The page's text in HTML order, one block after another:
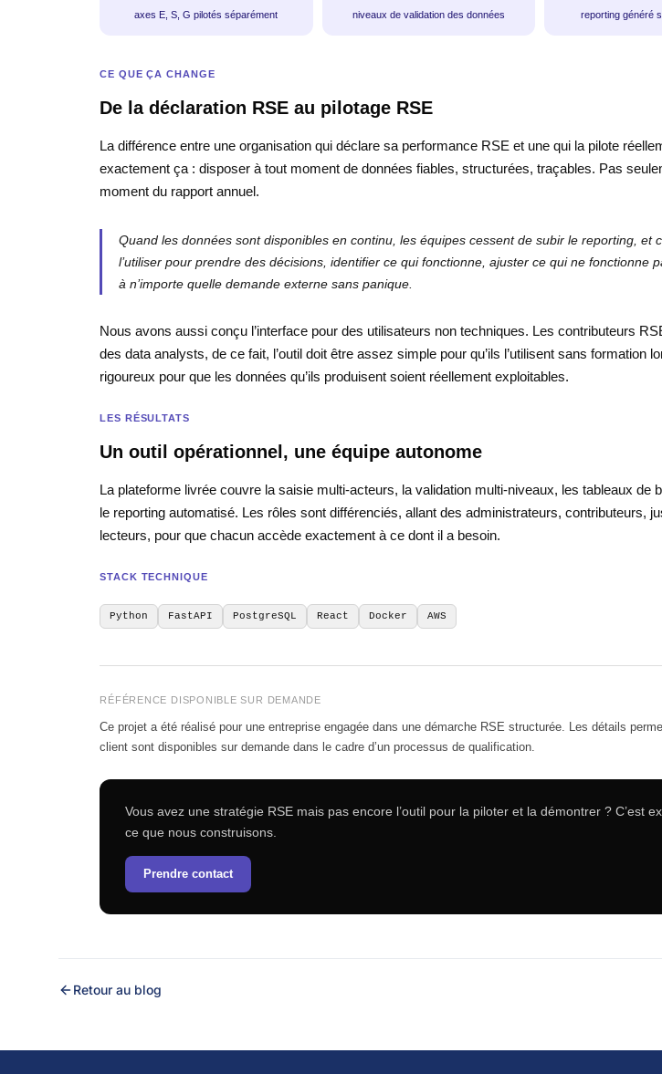
axes E, S, G pilotés séparément niveaux de validation des données reporting généré
CE QUE ÇA CHANGE
De la déclaration RSE au pilotage RSE
La différence entre une organisation qui déclare sa performance RSE et une qui la pilote
exactement ça : disposer à tout moment de données fiables, structurées, traçables. Pas
moment du rapport annuel.
Quand les données sont disponibles en continu, les équipes cessent de subir le reporting, et
l’utiliser pour prendre des décisions, identifier ce qui fonctionne, ajuster ce qui ne fonctionne
à n’importe quelle demande externe sans panique.
Nous avons aussi conçu l’interface pour des utilisateurs non techniques. Les contributeurs
des data analysts, de ce fait, l’outil doit être assez simple pour qu’ils l’utilisent sans formation
rigoureux pour que les données qu’ils produisent soient réellement exploitables.
LES RÉSULTATS
Un outil opérationnel, une équipe autonome
La plateforme livrée couvre la saisie multi-acteurs, la validation multi-niveaux, les tableaux de
le reporting automatisé. Les rôles sont différenciés, allant des administrateurs, contributeurs,
lecteurs, pour que chacun accède exactement à ce dont il a besoin.
STACK TECHNIQUE
Python FastAPI PostgreSQL React Docker AWS
RÉFÉRENCE DISPONIBLE SUR DEMANDE
Ce projet a été réalisé pour une entreprise engagée dans une démarche RSE structurée. Les détails
client sont disponibles sur demande dans le cadre d’un processus de qualification.
Vous avez une stratégie RSE mais pas encore l’outil pour la piloter et la démontrer ? C’est
ce que nous construisons.
Prendre contact
Retour au blog